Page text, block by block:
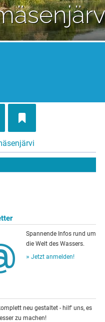
Spannende Infos rund um
die Welt des Wassers.
Jetzt anmelden!
neu gestaltet - hilf' uns, es
zu machen!